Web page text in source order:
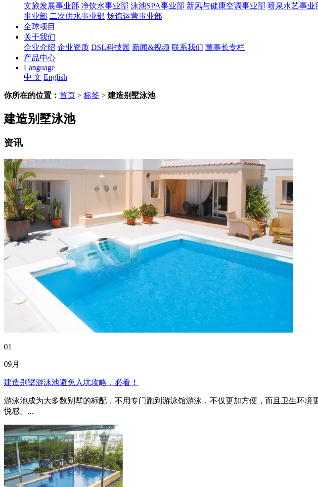
文旅发展事业部 净饮水事业部 泳池SPA事业部 新风与健康空调事业部 喷泉水艺事业
事业部 二次供水事业部 场馆运营事业部
全球项目
关于我们
企业介绍 企业资质 DSL科技园 新闻&视频 联系我们 董事长专栏
产品中心
Language
中 文 English
你所在的位置： 首页 > 标签 > 建造别墅泳池
建造别墅泳池
资讯
01
09月
建造别墅游泳池避免入坑攻略，必看！
游泳池成为大多数别墅的标配，不用专门跑到游泳馆游泳，不仅更加方便，而且卫生环
悦感。...